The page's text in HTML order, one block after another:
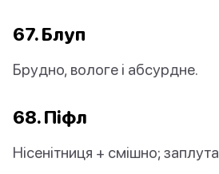
67. Блуп
Брудно, вологе і абсурдне.
68. Піфл
Нісенітниця + смішно;